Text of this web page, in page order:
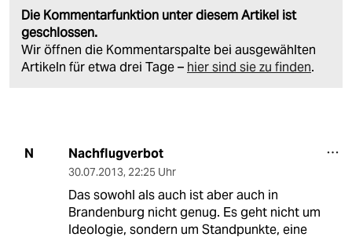
Die Kommentarfunktion unter diesem Artikel ist
geschlossen.
Wir öffnen die Kommentarspalte bei ausgewählten
Artikeln für etwa drei Tage – hier sind sie zu finden.
N Nachflugverbot
30.07.2013, 22:25 Uhr
Das sowohl als auch ist aber auch in
Brandenburg nicht genug. Es geht nicht um
Ideologie, sondern um Standpunkte, eine